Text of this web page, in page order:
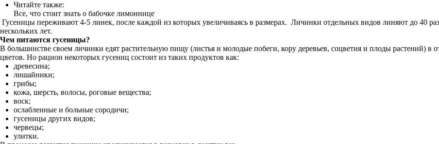
Читайте также:
Все, что стоит знать о бабочке лимоннице
Гусеницы переживают 4-5 линек, после каждой из которых увеличиваясь в размерах. Личинки отдельных видов линяют до 40
нескольких лет.
Чем питаются гусеницы?
В большинстве своем личинки едят растительную пищу (листья и молодые побеги, кору деревьев, соцветия и плоды растений)
цветов. Но рацион некоторых гусениц состоит из таких продуктов как:
древесина;
лишайники;
грибы;
кожа, шерсть, волосы, роговые вещества;
воск;
ослабленные и больные сородичи;
гусеницы других видов;
червецы;
улитки.